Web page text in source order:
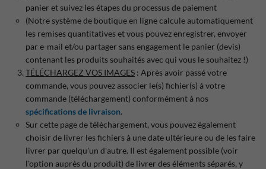
panier et suivez les étapes du processus de paiement
(Notre système de boutique en ligne calcule automatiquement
les remises quantitatives et vous pouvez enregistrer, envoyer
par e-mail et/ou partager sans engagement le panier (devis)
contenant les produits souhaités avec qui vous le souhaitez !)
TÉLÉCHARGEZ VOS IMAGES : Après avoir passé votre
commande, vous pouvez associer le(s) fichier(s) à votre
commande (téléchargement) conformément à nos
spécifications de livraison.
Sur cette page de téléchargement, vous pouvez également
choisir de livrer les fichiers à une date ultérieure ou de les faire
livrer par quelqu'un d'autre. Il est également possible (voir
l'option auprès du produit) de livrer des éléments séparés, y